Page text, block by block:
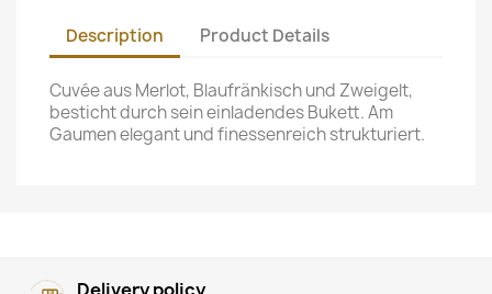
Description Product Details
Cuvée aus Merlot, Blaufränkisch und Zweigelt,
besticht durch sein einladendes Bukett. Am
Gaumen elegant und finessenreich strukturiert.